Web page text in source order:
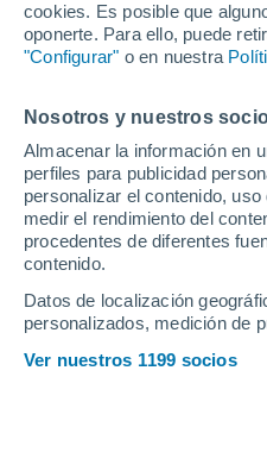
cookies. Es posible que
oponerte. Para ello, puede
"Configurar" o en nuestra
Nosotros y nuestros
Almacenar la información en
perfiles para publicidad
personalizar el contenido,
medir el rendimiento del
procedentes de diferentes
contenido.
Datos de localización
personalizados, medición de
Ver nuestros 1199 socios